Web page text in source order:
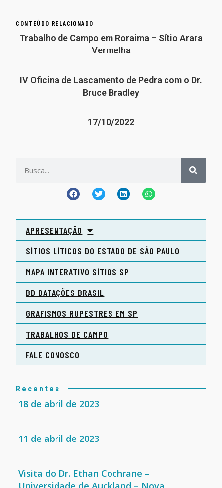
CONTEÚDO RELACIONADO
Trabalho de Campo em Roraima – Sítio Arara
Vermelha
IV Oficina de Lascamento de Pedra com o Dr.
Bruce Bradley
17/10/2022
APRESENTAÇÃO
SÍTIOS LÍTICOS DO ESTADO DE SÃO PAULO
MAPA INTERATIVO SÍTIOS SP
BD DATAÇÕES BRASIL
GRAFISMOS RUPESTRES EM SP
TRABALHOS DE CAMPO
FALE CONOSCO
Recentes
18 de abril de 2023
11 de abril de 2023
Visita do Dr. Ethan Cochrane –
Universidade de Auckland – Nova